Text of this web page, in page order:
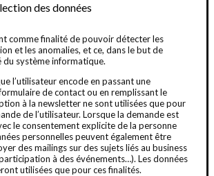
des données
comme finalité de pouvoir détecter les
et les anomalies, et ce, dans le but de
du système informatique.
l’utilisateur encode en passant une
de contact ou en remplissant le
à la newsletter ne sont utilisées que pour
de l’utilisateur. Lorsque la demande est
le consentement explicite de la personne
personnelles peuvent également être
des mailings sur des sujets liés au business
à des événements…). Les données
utilisées que pour ces finalités.